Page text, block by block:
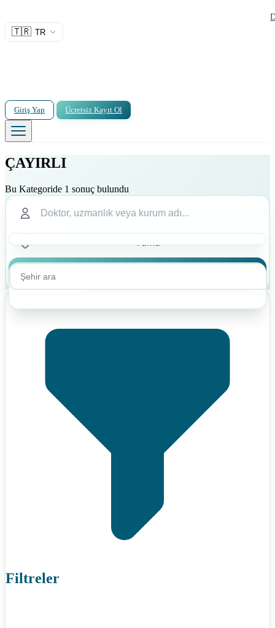
🇹🇷 TR
Giriş Yap Ücretsiz Kayıt Ol
ÇAYIRLI
Bu Kategoride 1 sonuç bulundu
Filtreler